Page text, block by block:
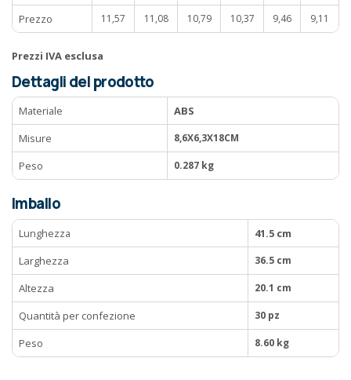
Prezzo 11,57 11,08 10,79 10,37 9,46 9,11
Prezzi IVA esclusa
Dettagli del prodotto
Materiale
ABS
Misure
8,6X6,3X18CM
Peso 0.287 kg
Imballo
Lunghezza
41.5 cm
Larghezza
36.5 cm
Altezza 20.1 cm
Quantità per confezione 30 pz
Peso 8.60 kg